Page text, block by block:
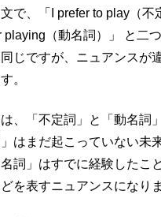
文で、「I prefer to play（不
playing（動名詞）」 と二
じですが、ニュアンスが
。
、「不定詞」と「動名詞
」はまだ起こっていない未
詞」はすでに経験したこ
を表すニュアンスになりま